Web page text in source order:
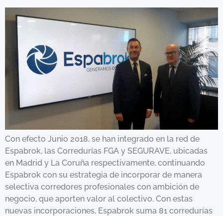
Con efecto Junio 2018, se han integrado en la red de
Espabrok, las Corredurías FGA y SEGURAVE, ubicadas
en Madrid y La Coruña respectivamente, continuando
Espabrok con su estrategia de incorporar de manera
selectiva corredores profesionales con ambición de
negocio, que aporten valor al colectivo. Con estas
nuevas incorporaciones, Espabrok suma 81 corredurías